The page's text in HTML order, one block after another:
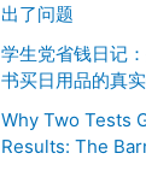
出了问题
学生党省钱日记
书买日用品的真
Why Two Tests
Results: The